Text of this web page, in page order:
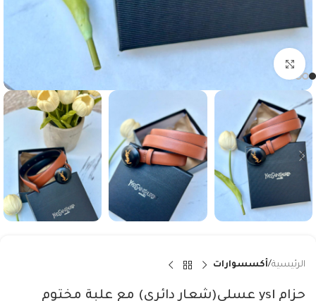
الرئيسية أكسسوارات
حزام ysl عسلي(شعار دائري) مع علبة مختوم